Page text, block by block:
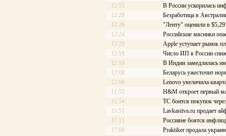
12:55
В России ускорилась
12:28
Безработица в
12:26
"Ленту" оценили в
12:24
Российские мясники
12:20
Apple уступает рынок
12:18
Число ИП в России
12:16
В Индии замедлилась
12:08
Беларусь ужесточит
12:00
Lenovo увеличила
11:55
H&M откроет первый
11:54
ТС боится покупок
11:51
Lavkastiva.ru продает
17:11
Россияне боятся
17:08
Praktiker продала